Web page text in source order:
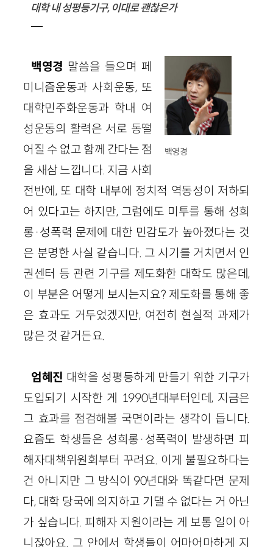
대학 내 성평등기구, 이대로 괜찮은가
—
백영경
백영경 말씀을 들으며 페
미니즘운동과 사회운동, 또
대학민주화운동과 학내 여
성운동의 활력은 서로 동떨
어질 수 없고 함께 간다는 점
을 새삼 느낍니다. 지금 사회
전반에, 또 대학 내부에 정치적 역동성이 저하되
어 있다고는 하지만, 그럼에도 미투를 통해 성희
롱·성폭력 문제에 대한 민감도가 높아졌다는 것
은 분명한 사실 같습니다. 그 시기를 거치면서 인
권센터 등 관련 기구를 제도화한 대학도 많은데,
이 부분은 어떻게 보시는지요? 제도화를 통해 좋
은 효과도 거두었겠지만, 여전히 현실적 과제가
많은 것 같거든요.
엄혜진 대학을 성평등하게 만들기 위한 기구가
도입되기 시작한 게 1990년대부터인데, 지금은
그 효과를 점검해볼 국면이라는 생각이 듭니다.
요즘도 학생들은 성희롱·성폭력이 발생하면 피
해자대책위원회부터 꾸려요. 이게 불필요하다는
건 아니지만 그 방식이 90년대와 똑같다면 문제
다, 대학 당국에 의지하고 기댈 수 없다는 거 아닌
가 싶습니다. 피해자 지원이라는 게 보통 일이 아
니잖아요. 그 안에서 학생들이 어마어마하게 지